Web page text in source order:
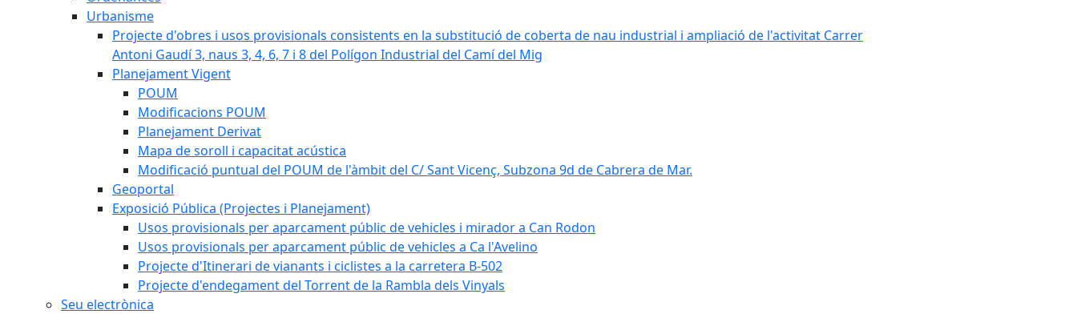
Urbanisme
Projecte d'obres i usos provisionals consistents en la substitució de coberta de nau industrial i ampliació de l'activitat Carrer
Antoni Gaudí 3, naus 3, 4, 6, 7 i 8 del Polígon Industrial del Camí del Mig
Planejament Vigent
POUM
Modificacions POUM
Planejament Derivat
Mapa de soroll i capacitat acústica
Modificació puntual del POUM de l'àmbit del C/ Sant Vicenç, Subzona 9d de Cabrera de Mar.
Geoportal
Exposició Pública (Projectes i Planejament)
Usos provisionals per aparcament públic de vehicles i mirador a Can Rodon
Usos provisionals per aparcament públic de vehicles a Ca l'Avelino
Projecte d'Itinerari de vianants i ciclistes a la carretera B-502
Projecte d'endegament del Torrent de la Rambla dels Vinyals
Seu electrònica